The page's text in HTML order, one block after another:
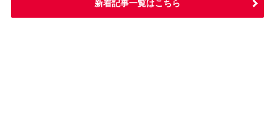
新着記事一覧はこちら